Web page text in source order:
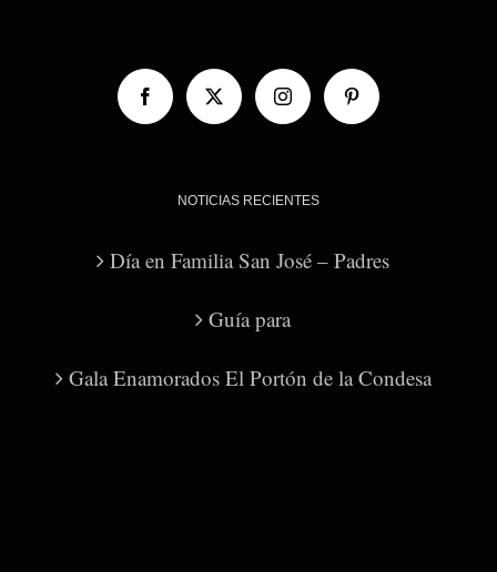
NOTICIAS RECIENTES
Día en Familia San José – Padres
Guía para
Gala Enamorados El Portón de la Condesa